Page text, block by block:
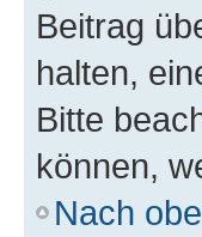
Beitrag
halten,
Bitte
können,
Nach